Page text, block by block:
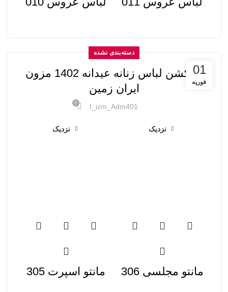
01
فوریه
دسته‌بندی نشده
کالکشن لباس زنانه عیدانه 1402 مزون
ایران زمین
I_izm_Adm401
0
نزدیک
مانتو مجلسی 306
نزدیک
مانتو اسپرت 305